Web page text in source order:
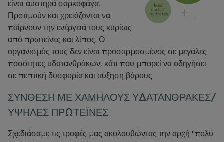
είναι αυστηρά σαρκοφάγα.
Προτιμούν και χρειάζονται να
παίρνουν την ενέργειά τους κυρίως
από πρωτεΐνες και λίπος. Ο
οργανισμός τους δεν είναι προσαρμοσμένος σε μεγάλες
ποσότητες υδατανθράκων, κάτι που μπορεί να οδηγήσει
σε πεπτική δυσφορία και αύξηση βάρους.
ΣΎΝΘΕΣΗ ΜΕ ΧΑΜΗΛΟΎΣ ΥΔΑΤΆΝΘΡΑΚΕΣ/
ΥΨΗΛΈΣ ΠΡΩΤΕΪ́ΝΕΣ
Σχεδιάσαμε τις τροφές μας ακολουθώντας την αρχή "πολύ